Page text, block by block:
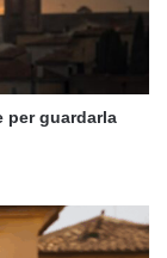
per guardarla